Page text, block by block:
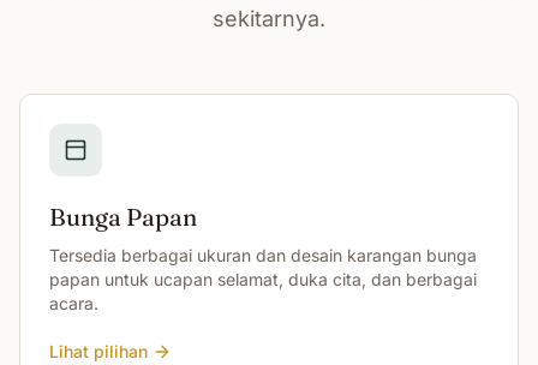
sekitarnya.
Bunga Papan
Tersedia berbagai ukuran dan desain karangan bunga
papan untuk ucapan selamat, duka cita, dan berbagai
acara.
Lihat pilihan